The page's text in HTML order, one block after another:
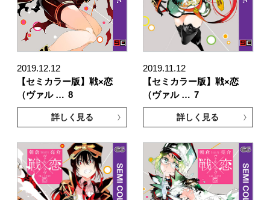
2019.12.12
【セミカラー版】戦×恋
（ヴァル … 8
詳しく見る
2019.11.12
【セミカラー版】戦×恋
（ヴァル … 7
詳しく見る